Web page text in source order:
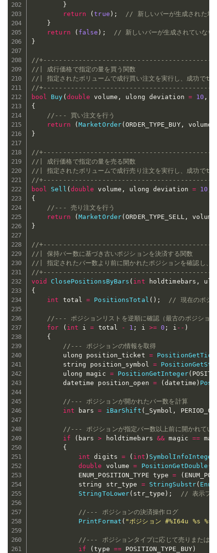
}
return
(true ) ;
// 新しいバーが生成された場
}
return
( false ) ;
// 新しいバーが生成されていな
}
//
//| 成行価格で指定の量を買う関数
//| 指定されたボリュームで成行買い注文を実行し、成功
//
bool
Buy (double volume , ulong deviation = 10 ,
{
//--- 買い注文を行う
return
(MarketOrder(ORDER_TYPE_BUY, volume
}
//
//| 成行価格で指定の量を売る関数
//| 指定されたボリュームで成行売り注文を実行し、成功
//
bool
Sell (double volume , ulong deviation = 10
{
//--- 売り注文を行う
return
(MarketOrder(ORDER_TYPE_SELL , volume
}
//
//| 保持バー数に基づき古いポジションを決済する
//| 指定されたバー数より前に開かれたポジションを確認し、
//
void
ClosePositionsByBars ( int holdtimebars ,
{
int total = PositionsTotal ( ) ; // 現在のポジ
//--- ポジションリストを逆順に確認（最古のポジション
for
( int i = total - 1 ; i >= 0 ; i -- )
{
//--- ポジションの情報を取得
        ulong position_ticket
=
        string position_symbol
=
        ulong magic
= PositionGetInteger(
        datetime position_open
= (datetime )
//--- ポジションが開かれたバー数を計算
int bars = iBarShift ( _Symbol ,
//--- ポジションが指定バー数以上前に開かれてい
if
( bars > holdtimebars && magic ==
{
int digits = ( int ) SymbolInfoInteger
double
volume = PositionGetDouble (
            ENUM_POSITION_TYPE type
= (
            string str_type
= StringSubstr(
StringToLower( str_type ) ; // 表示フォ
//--- ポジションの決済操作ログ
PrintFormat ( "ポジション #%I64u %s %s
//--- ポジションタイプに応じて売りまたは買
if
(type == POSITION_TYPE_BUY)